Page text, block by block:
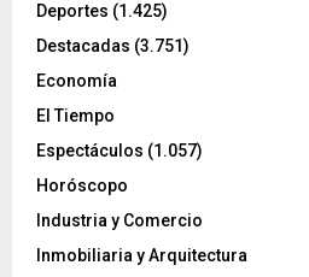
Deportes (1.425)
Destacadas (3.751)
Economía
El Tiempo
Espectáculos (1.057)
Horóscopo
Industria y Comercio
Inmobiliaria y Arquitectura